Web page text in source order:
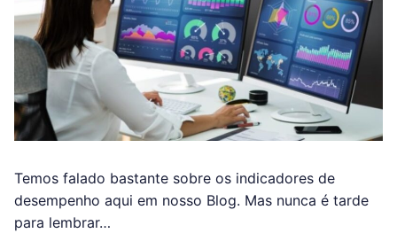
Temos falado bastante sobre os indicadores de
desempenho aqui em nosso Blog. Mas nunca é tarde
para lembrar…